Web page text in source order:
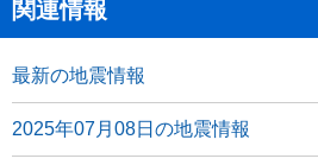
関連情報
最新の地震情報
2025年07月08日の地震情報